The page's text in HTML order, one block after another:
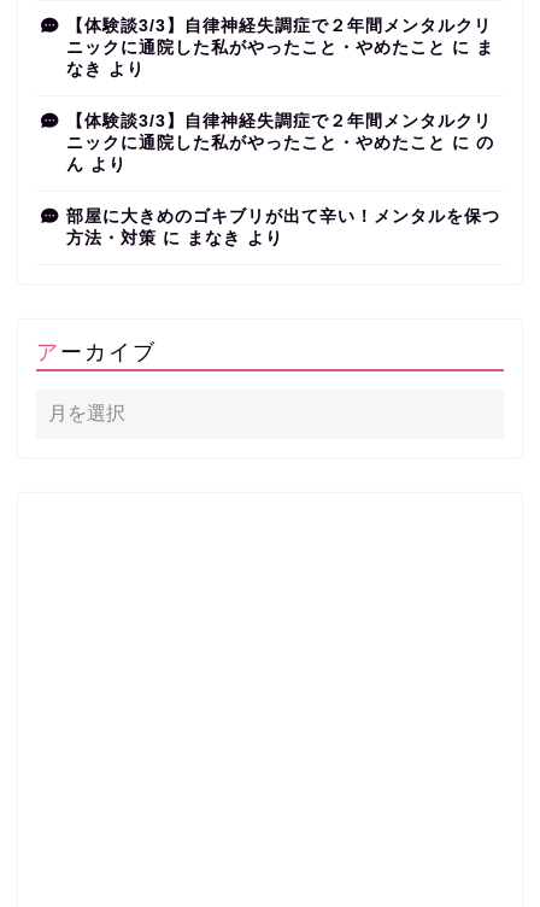
【体験談3/3】自律神経失調症で２年間メンタルクリ
ニックに通院した私がやったこと・やめたこと に ま
なき より
【体験談3/3】自律神経失調症で２年間メンタルクリ
ニックに通院した私がやったこと・やめたこと に の
ん より
部屋に大きめのゴキブリが出て辛い！メンタルを保つ
方法・対策 に まなき より
アーカイブ